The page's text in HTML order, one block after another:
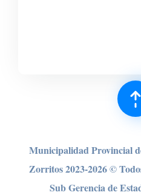
Municipalidad Provincial
Zorritos 2023-2026 ©
Sub Gerencia de